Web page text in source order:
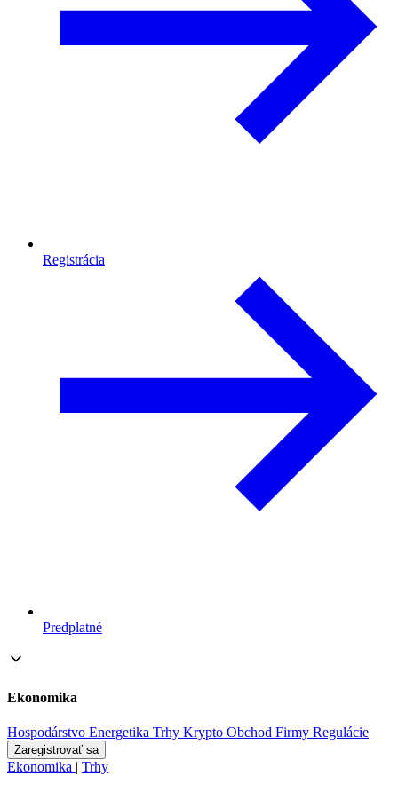
Registrácia
Predplatné
Ekonomika
Hospodárstvo Energetika Trhy Krypto Obchod Firmy Regulácie
Zaregistrovať sa
Ekonomika | Trhy